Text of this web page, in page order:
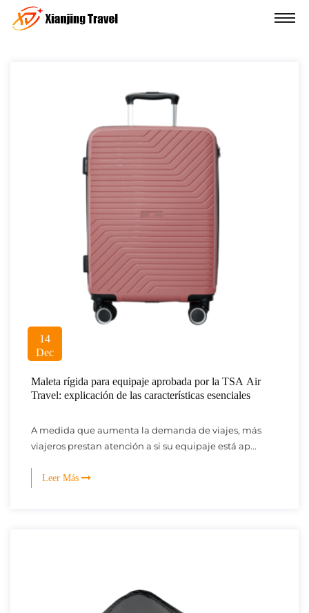
14
Dec
Maleta rígida para equipaje aprobada por la TSA Air
Travel: explicación de las características esenciales
A medida que aumenta la demanda de viajes, más
viajeros prestan atención a si su equipaje está ap...
Leer Más